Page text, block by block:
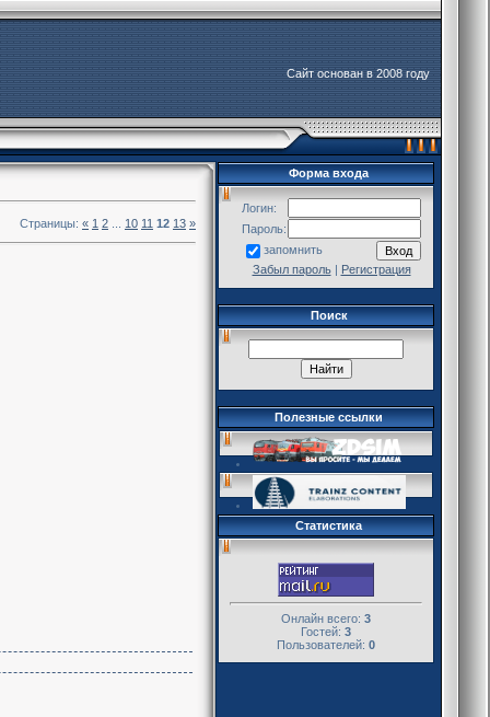
Сайт основан в 2008 году
Страницы: « 1 2 10 11 12 13 »
Форма входа
Логин:
Пароль:
запомнить
Забыл пароль| Регистрация
Поиск
Полезные ссылки
Статистика
Онлайн всего: 3
Гостей: 3
Пользователей: 0